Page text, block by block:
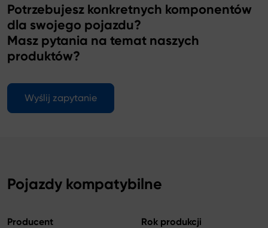
Potrzebujesz konkretnych komponentów
dla swojego pojazdu?
Masz pytania na temat naszych
produktów?
Wyślij zapytanie
Pojazdy kompatybilne
Producent Rok produkcji